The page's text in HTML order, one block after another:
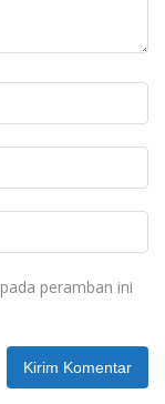
peramban ini